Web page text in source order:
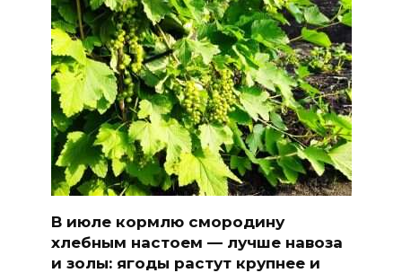
В июле кормлю смородину
хлебным настоем — лучше навоза
и золы: ягоды растут крупнее и